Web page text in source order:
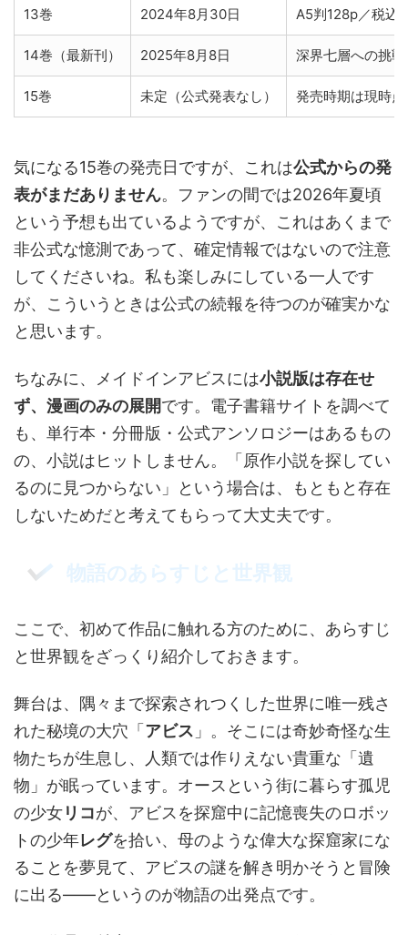
13巻 2024年8月30日 A5判128p／税込
14巻（最新刊） 2025年8月8日 深界七層への挑
15巻 未定（公式発表なし） 発売時期は現時
気になる15巻の発売日ですが、これは公式からの発
表がまだありません。ファンの間では2026年夏頃
という予想も出ているようですが、これはあくまで
非公式な憶測であって、確定情報ではないので注意
してくださいね。私も楽しみにしている一人です
が、こういうときは公式の続報を待つのが確実かな
と思います。
ちなみに、メイドインアビスには小説版は存在せ
ず、漫画のみの展開です。電子書籍サイトを調べて
も、単行本・分冊版・公式アンソロジーはあるもの
の、小説はヒットしません。「原作小説を探してい
るのに見つからない」という場合は、もともと存在
しないためだと考えてもらって大丈夫です。
物語のあらすじと世界観
ここで、初めて作品に触れる方のために、あらすじ
と世界観をざっくり紹介しておきます。
舞台は、隅々まで探索されつくした世界に唯一残さ
れた秘境の大穴「 アビス 」。そこには奇妙奇怪な生
物たちが生息し、人類では作りえない貴重な「遺
物」が眠っています。オースという街に暮らす孤児
の少女リコが、アビスを探窟中に記憶喪失のロボッ
トの少年レグを拾い、母のような偉大な探窟家にな
ることを夢見て、アビスの謎を解き明かそうと冒険
に出る——というのが物語の出発点です。